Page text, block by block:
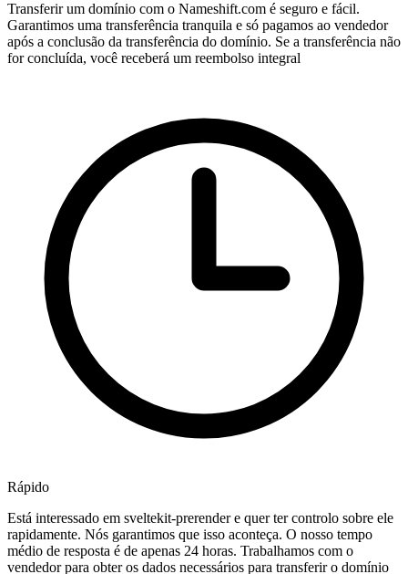
Transferir um domínio com o Nameshift.com é seguro e fácil.
Garantimos uma transferência tranquila e só pagamos ao vendedor
após a conclusão da transferência do domínio. Se a transferência não
for concluída, você receberá um reembolso integral
Rápido
Está interessado em sveltekit-prerender e quer ter controlo sobre ele
rapidamente. Nós garantimos que isso aconteça. O nosso tempo
médio de resposta é de apenas 24 horas. Trabalhamos com o
vendedor para obter os dados necessários para transferir o domínio